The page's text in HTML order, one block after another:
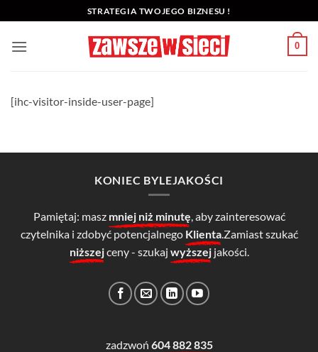
do
zawartości
STRATEGIA TWOJEGO BIZNESU !
0
[ihc-visitor-inside-user-page]
KONIEC BYLEJAKOŚCI
Pamiętaj: masz mniej niż minutę , aby zainteresować
czytelnika i zdobyć potencjalnego Klienta.Zamiast szukać
niższejceny - szukaj wyższejjakości.
zadzwoń 604 882 835